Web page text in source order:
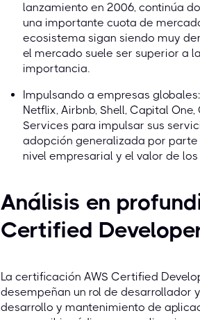
lanzamiento en 2006, continúa
una importante cuota de
ecosistema sigan siendo muy
el mercado suele ser superior a
importancia.
Impulsando a empresas
Netflix, Airbnb, Shell, Capital
Services para impulsar sus
adopción generalizada por
nivel empresarial y el valor de
Análisis en
Certified
La certificación AWS Certified
desempeñan un rol de desarrollador
desarrollo y mantenimiento de